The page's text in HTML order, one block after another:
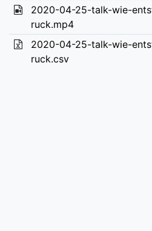
2020-04-25-talk-wie-
ruck.mp4
2020-04-25-talk-wie-
ruck.csv